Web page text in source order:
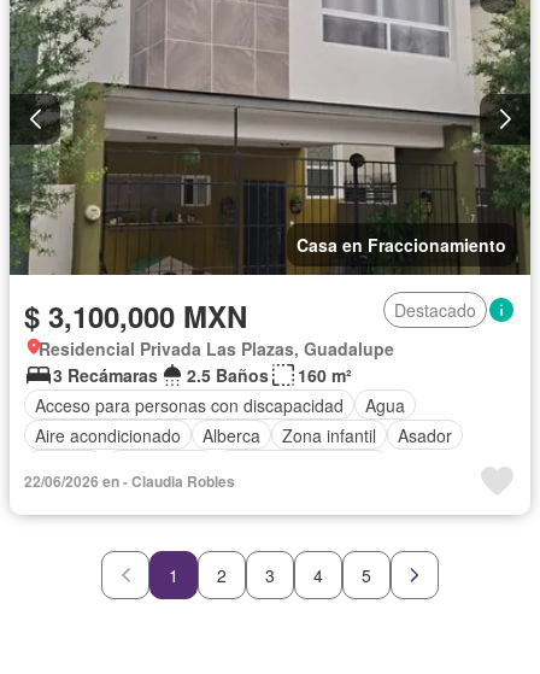
Casa en Fraccionamiento
$ 3,100,000 MXN
Destacado
Residencial Privada Las Plazas, Guadalupe
3 Recámaras
2.5 Baños
160 m²
Acceso para personas con discapacidad
Agua
Aire acondicionado
Alberca Zona infantil
Asador
Cocina integral
Cuarto de servicio
Estacionamiento
Gas natural Internet
Jardín
Recámara con closet
Azotea
Sala polivalente
Televisión por cable
Wifi Zonas verdes
22/06/2026 en - Claudia Robles
1 2 3 4 5